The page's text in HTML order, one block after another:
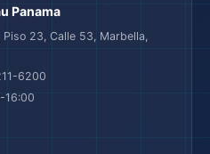
Panama
23, Calle 53, Marbella,
6200
16:00